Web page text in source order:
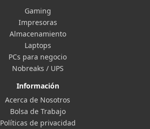
Gaming
Impresoras
Almacenamiento
Laptops
PCs para negocio
Nobreaks / UPS
Información
Acerca de Nosotros
Bolsa de Trabajo
Políticas de privacidad